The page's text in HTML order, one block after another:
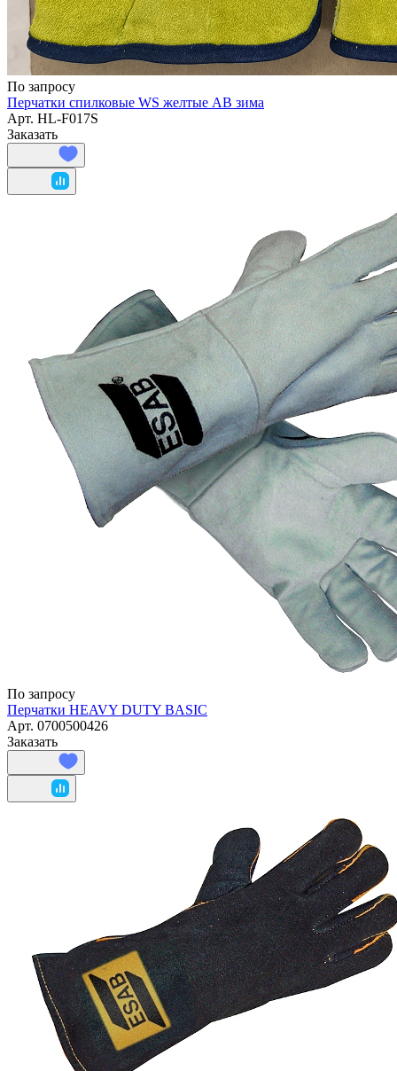
По запросу
Перчатки спилковые WS желтые AB зима
Арт. HL-F017S
Заказать
По запросу
Перчатки HEAVY DUTY BASIC
Арт. 0700500426
Заказать